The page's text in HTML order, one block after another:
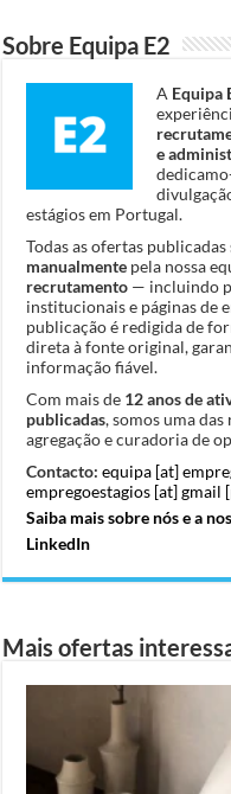
Sobre Equipa E2
A Equipa
e
estágios em Portugal.
Todas as ofertas publicadas
manualmente pela nossa
recrutamento — incluindo
institucionais e páginas de
publicação é redigida de
direta à fonte original,
informação fiável.
Com mais de 12 anos de
publicadas, somos uma
agregação e curadoria de
Contacto: equipa [at]
empregoestagios [at] gmail
Saiba mais sobre nós e a
LinkedIn
Mais ofertas